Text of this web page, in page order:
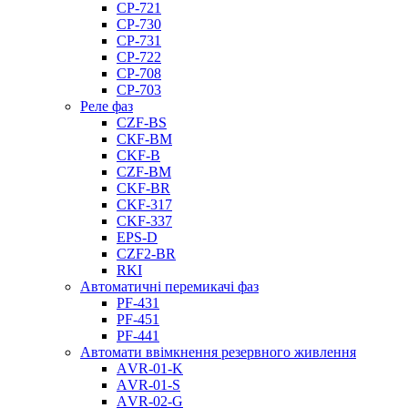
CP-721
CP-730
CP-731
CP-722
CP-708
CP-703
Реле фаз
CZF-BS
CКF-BM
CKF-B
CZF-BM
CKF-BR
CKF-317
CKF-337
EPS-D
CZF2-BR
RKI
Автоматичні перемикачі фаз
PF-431
PF-451
PF-441
Автомати ввімкнення резервного живлення
АVR-01-K
АVR-01-S
АVR-02-G